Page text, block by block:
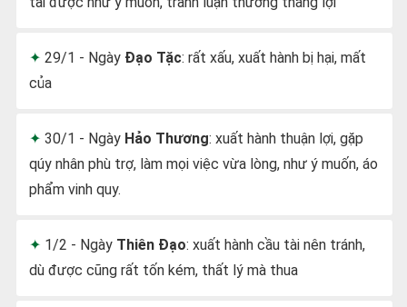
29/1 - Ngày Đạo Tặc: rất xấu, xuất hành bị hại, mất
của
30/1 - Ngày Hảo Thương: xuất hành thuận lợi, gặp
qúy nhân phù trợ, làm mọi việc vừa lòng, như ý muốn, áo
phẩm vinh quy.
1/2 - Ngày Thiên Đạo: xuất hành cầu tài nên tránh,
dù được cũng rất tốn kém, thất lý mà thua